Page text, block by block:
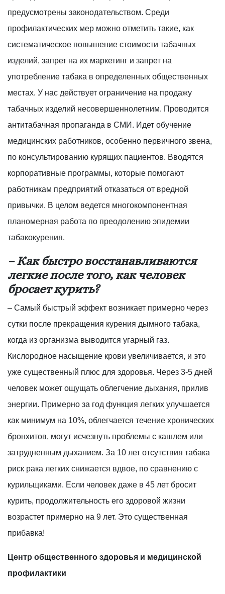
предусмотрены законодательством. Среди
профилактических мер можно отметить такие, как
систематическое повышение стоимости табачных
изделий, запрет на их маркетинг и запрет на
употребление табака в определенных общественных
местах. У нас действует ограничение на продажу
табачных изделий несовершеннолетним. Проводится
антитабачная пропаганда в СМИ. Идет обучение
медицинских работников, особенно первичного звена,
по консультированию курящих пациентов. Вводятся
корпоративные программы, которые помогают
работникам предприятий отказаться от вредной
привычки. В целом ведется многокомпонентная
планомерная работа по преодолению эпидемии
табакокурения.
– Как быстро восстанавливаются
легкие после того, как человек
бросает курить?
– Самый быстрый эффект возникает примерно через
сутки после прекращения курения дымного табака,
когда из организма выводится угарный газ.
Кислородное насыщение крови увеличивается, и это
уже существенный плюс для здоровья. Через 3-5 дней
человек может ощущать облегчение дыхания, прилив
энергии. Примерно за год функция легких улучшается
как минимум на 10%, облегчается течение хронических
бронхитов, могут исчезнуть проблемы с кашлем или
затрудненным дыханием. За 10 лет отсутствия табака
риск рака легких снижается вдвое, по сравнению с
курильщиками. Если человек даже в 45 лет бросит
курить, продолжительность его здоровой жизни
возрастет примерно на 9 лет. Это существенная
прибавка!
Центр общественного здоровья и медицинской
профилактики